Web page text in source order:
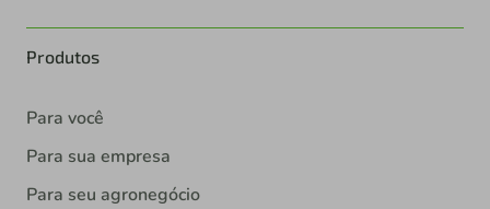
Produtos
Para você
Para sua empresa
Para seu agronegócio